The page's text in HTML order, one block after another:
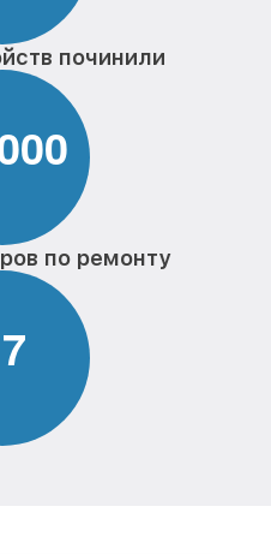
починили
00
по ремонту
7